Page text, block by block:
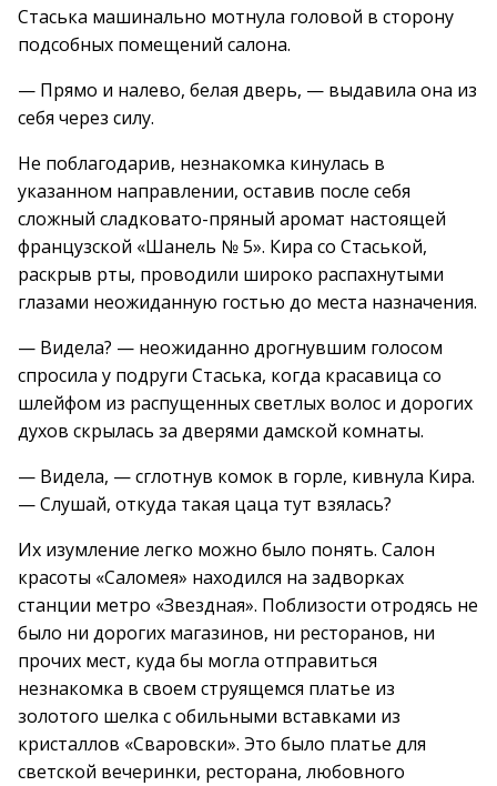
Стаська машинально мотнула головой в сторону
подсобных помещений салона.
— Прямо и налево, белая дверь, — выдавила она из
себя через силу.
Не поблагодарив, незнакомка кинулась в
указанном направлении, оставив после себя
сложный сладковато-пряный аромат настоящей
французской «Шанель № 5». Кира со Стаськой,
раскрыв рты, проводили широко распахнутыми
глазами неожиданную гостью до места назначения.
— Видела? — неожиданно дрогнувшим голосом
спросила у подруги Стаська, когда красавица со
шлейфом из распущенных светлых волос и дорогих
духов скрылась за дверями дамской комнаты.
— Видела, — сглотнув комок в горле, кивнула Кира.
— Слушай, откуда такая цаца тут взялась?
Их изумление легко можно было понять. Салон
красоты «Саломея» находился на задворках
станции метро «Звездная». Поблизости отродясь не
было ни дорогих магазинов, ни ресторанов, ни
прочих мест, куда бы могла отправиться
незнакомка в своем струящемся платье из
золотого шелка с обильными вставками из
кристаллов «Сваровски». Это было платье для
светской вечеринки, ресторана, любовного